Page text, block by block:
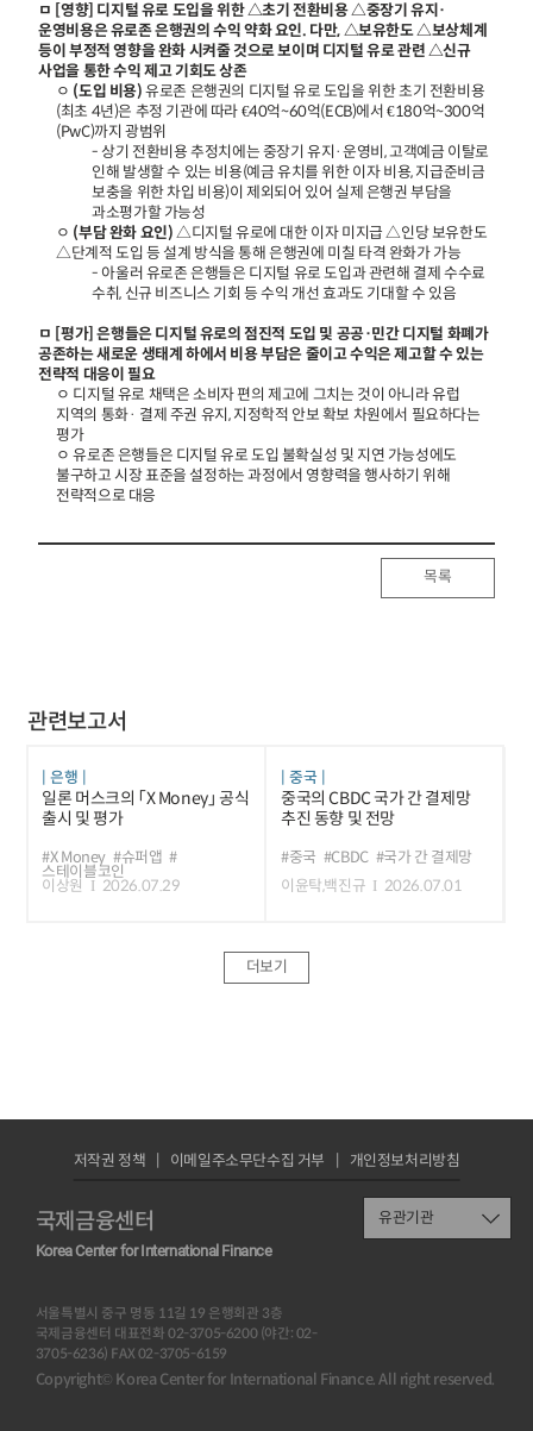
ㅁ [영향] 디지털 유로 도입을 위한 △초기 전환비용 △중장기 유지·
운영비용은 유로존 은행권의 수익 약화 요인. 다만, △보유한도 △보상체계
등이 부정적 영향을 완화 시켜줄 것으로 보이며 디지털 유로 관련 △신규
사업을 통한 수익 제고 기회도 상존
ㅇ (도입 비용)유로존 은행권의 디지털 유로 도입을 위한 초기 전환비용
(최초 4년)은 추정 기관에 따라 €40억~60억(ECB)에서 €180억~300억
(PwC)까지 광범위
- 상기 전환비용 추정치에는 중장기 유지·운영비, 고객예금 이탈로
인해 발생할 수 있는 비용(예금 유치를 위한 이자 비용, 지급준비금
보충을 위한 차입 비용)이 제외되어 있어 실제 은행권 부담을
과소평가할 가능성
ㅇ (부담 완화 요인)△디지털 유로에 대한 이자 미지급 △인당 보유한도
△단계적 도입 등 설계 방식을 통해 은행권에 미칠 타격 완화가 가능
- 아울러 유로존 은행들은 디지털 유로 도입과 관련해 결제 수수료
수취, 신규 비즈니스 기회 등 수익 개선 효과도 기대할 수 있음
ㅁ [평가] 은행들은 디지털 유로의 점진적 도입 및 공공·민간 디지털 화폐가
공존하는 새로운 생태계 하에서 비용 부담은 줄이고 수익은 제고할 수 있는
전략적 대응이 필요
ㅇ 디지털 유로 채택은 소비자 편의 제고에 그치는 것이 아니라 유럽
지역의 통화· 결제 주권 유지, 지정학적 안보 확보 차원에서 필요하다는
평가
ㅇ 유로존 은행들은 디지털 유로 도입 불확실성 및 지연 가능성에도
불구하고 시장 표준을 설정하는 과정에서 영향력을 행사하기 위해
전략적으로 대응
목록
관련보고서
은행
일론 머스크의 「X Money」 공식
출시 및 평가
#X Money #슈퍼앱 #
스테이블코인
이상원 2026.07.29
중국
중국의 CBDC 국가 간 결제망
추진 동향 및 전망
#중국 #CBDC #국가 간 결제망
이윤탁,백진규
2026.07.01
더보기
국제금융센터
Korea Center for International Finance
서울특별시 중구 명동 11길 19 은행회관 3층
국제금융센터 대표전화 02-3705-6200 (야간: 02-
3705-6236) FAX 02-3705-6159
Copyright© Korea Center for International Finance. All right reserved.
저작권 정책 이메일주소무단수집 거부 개인정보처리방침
유관기관